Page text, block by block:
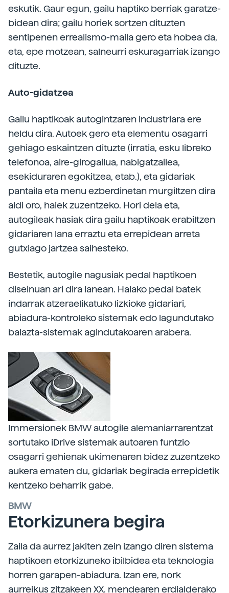
eskutik. Gaur egun, gailu haptiko berriak garatze-
bidean dira; gailu horiek sortzen dituzten
sentipenen errealismo-maila gero eta hobea da,
eta, epe motzean, salneurri eskuragarriak izango
dituzte.
Auto-gidatzea
Gailu haptikoak autogintzaren industriara ere
heldu dira. Autoek gero eta elementu osagarri
gehiago eskaintzen dituzte (irratia, esku libreko
telefonoa, aire-girogailua, nabigatzailea,
esekiduraren egokitzea, etab.), eta gidariak
pantaila eta menu ezberdinetan murgiltzen dira
aldi oro, haiek zuzentzeko. Hori dela eta,
autogileak hasiak dira gailu haptikoak erabiltzen
gidariaren lana erraztu eta errepidean arreta
gutxiago jartzea saihesteko.
Bestetik, autogile nagusiak pedal haptikoen
diseinuan ari dira lanean. Halako pedal batek
indarrak atzeraelikatuko lizkioke gidariari,
abiadura-kontroleko sistemak edo lagundutako
balazta-sistemak agindutakoaren arabera.
Immersionek BMW autogile alemaniarrarentzat
sortutako iDrive sistemak autoaren funtzio
osagarri gehienak ukimenaren bidez zuzentzeko
aukera ematen du, gidariak begirada errepidetik
kentzeko beharrik gabe.
BMW
Etorkizunera begira
Zaila da aurrez jakiten zein izango diren sistema
haptikoen etorkizuneko ibilbidea eta teknologia
horren garapen-abiadura. Izan ere, nork
aurreikus zitzakeen XX. mendearen erdialderako